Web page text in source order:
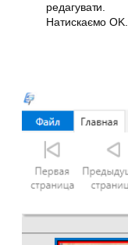
редагувати.
Натискаємо OK.